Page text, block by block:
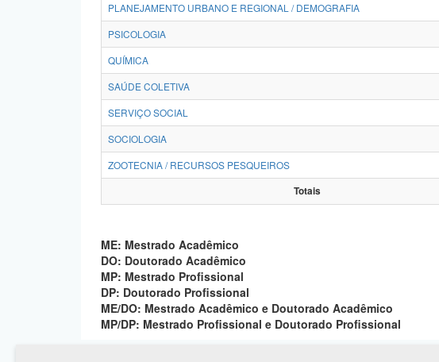
PLANEJAMENTO URBANO E REGIONAL / DEMOGRAFIA
PSICOLOGIA
QUÍMICA
SAÚDE COLETIVA
SERVIÇO SOCIAL
SOCIOLOGIA
ZOOTECNIA / RECURSOS PESQUEIROS
Totais
ME: Mestrado Acadêmico
DO: Doutorado Acadêmico
MP: Mestrado Profissional
DP: Doutorado Profissional
ME/DO: Mestrado Acadêmico e Doutorado Acadêmico
MP/DP: Mestrado Profissional e Doutorado Profissional